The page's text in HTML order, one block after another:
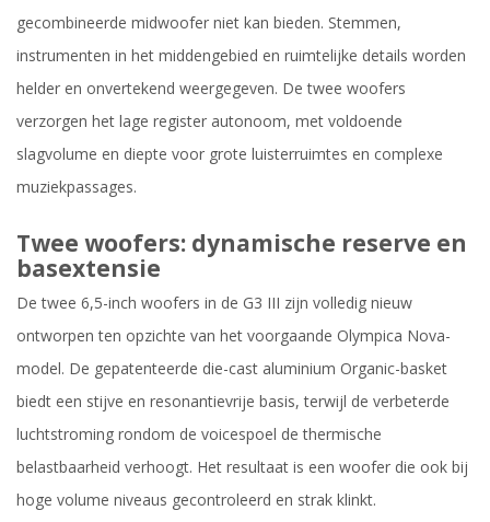
gecombineerde midwoofer niet kan bieden. Stemmen,
instrumenten in het middengebied en ruimtelijke details worden
helder en onvertekend weergegeven. De twee woofers
verzorgen het lage register autonoom, met voldoende
slagvolume en diepte voor grote luisterruimtes en complexe
muziekpassages.
Twee woofers: dynamische reserve en
basextensie
De twee 6,5-inch woofers in de G3 III zijn volledig nieuw
ontworpen ten opzichte van het voorgaande Olympica Nova-
model. De gepatenteerde die-cast aluminium Organic-basket
biedt een stijve en resonantievrije basis, terwijl de verbeterde
luchtstroming rondom de voicespoel de thermische
belastbaarheid verhoogt. Het resultaat is een woofer die ook bij
hoge volume niveaus gecontroleerd en strak klinkt.